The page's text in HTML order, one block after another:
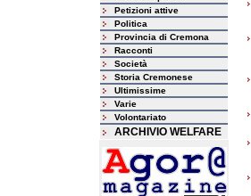
Petizioni attive
Politica
Provincia di Cremona
Racconti
Società
Storia Cremonese
Ultimissime
Varie
Volontariato
ARCHIVIO WELFARE